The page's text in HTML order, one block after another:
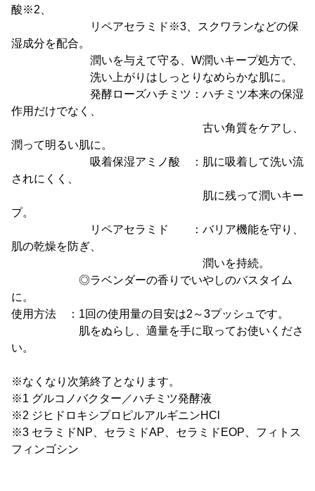
酸※2、
リペアセラミド※3、スクワランなどの保
湿成分を配合。
潤いを与えて守る、W潤いキープ処方で、
洗い上がりはしっとりなめらかな肌に。
発酵ローズハチミツ：ハチミツ本来の保湿
作用だけでなく、
古い角質をケアし、
潤って明るい肌に。
吸着保湿アミノ酸 ：肌に吸着して洗い流
されにくく、
肌に残って潤いキー
プ。
リペアセラミド ：バリア機能を守り、
肌の乾燥を防ぎ、
潤いを持続。
◎ラベンダーの香りでいやしのバスタイム
に。
使用方法 ：1回の使用量の目安は2～3プッシュです。
肌をぬらし、適量を手に取ってお使いくださ
い。
※なくなり次第終了となります。
※1 グルコノバクター／ハチミツ発酵液
※2 ジヒドロキシプロピルアルギニンHCl
※3 セラミドNP、セラミドAP、セラミドEOP、フィトス
フィンゴシン